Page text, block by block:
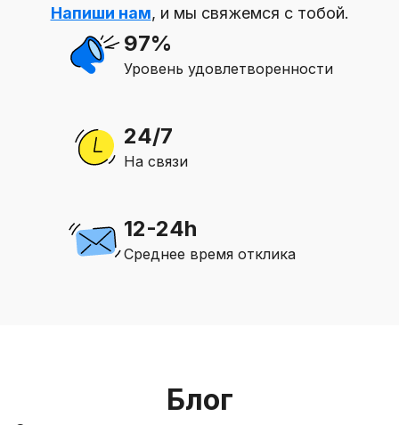
Напиши нам, и мы свяжемся с тобой.
97%
Уровень удовлетворенности
24/7
На связи
12-24h
Среднее время отклика
Блог